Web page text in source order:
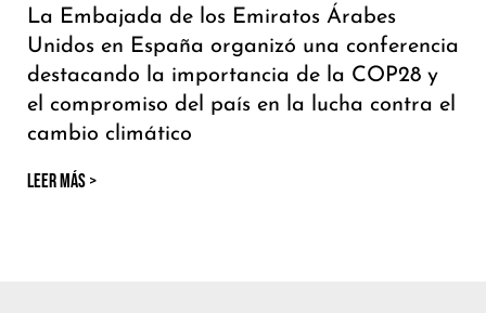
La Embajada de los Emiratos Árabes
Unidos en España organizó una conferencia
destacando la importancia de la COP28 y
el compromiso del país en la lucha contra el
cambio climático
LEER MÁS >